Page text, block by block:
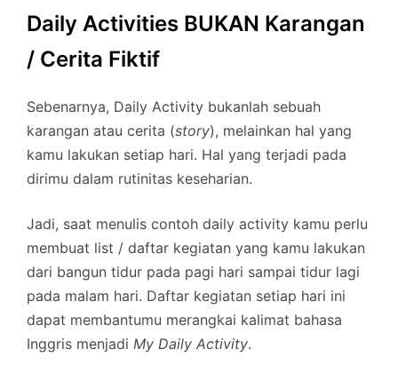
Daily Activities BUKAN Karangan
/ Cerita Fiktif
Sebenarnya, Daily Activity bukanlah sebuah
karangan atau cerita (story), melainkan hal yang
kamu lakukan setiap hari. Hal yang terjadi pada
dirimu dalam rutinitas keseharian.
Jadi, saat menulis contoh daily activity kamu perlu
membuat list / daftar kegiatan yang kamu lakukan
dari bangun tidur pada pagi hari sampai tidur lagi
pada malam hari. Daftar kegiatan setiap hari ini
dapat membantumu merangkai kalimat bahasa
Inggris menjadi My Daily Activity.